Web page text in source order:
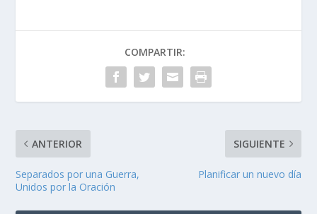
COMPARTIR:
ANTERIOR
Separados por una Guerra,
Unidos por la Oración
SIGUIENTE
Planificar un nuevo día